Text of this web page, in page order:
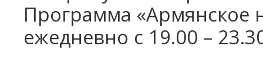
Программа «Армянское
ежедневно с 19.00 –